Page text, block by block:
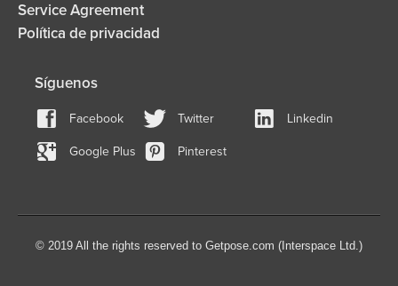
Service Agreement
Política de privacidad
Síguenos
Facebook Twitter Linkedin
Google Plus Pinterest
© 2019 All the rights reserved to Getpose.com (Interspace Ltd.)